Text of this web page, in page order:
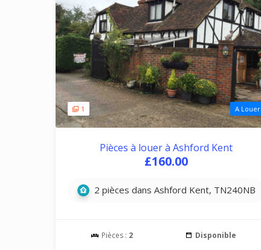
1 A Louer
Pièces à louer à Ashford Kent
£160.00
2 pièces dans Ashford Kent, TN240NB
Pièces : 2 Disponible